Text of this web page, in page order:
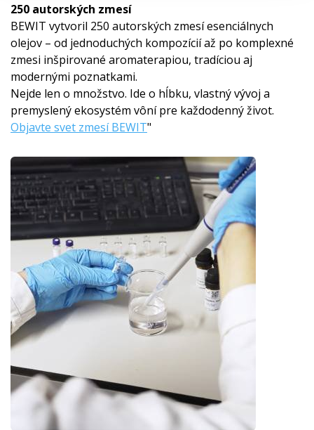
250 autorských zmesí
BEWIT vytvoril 250 autorských zmesí esenciálnych
olejov – od jednoduchých kompozícií až po komplexné
zmesi inšpirované aromaterapiou, tradíciou aj
modernými poznatkami.
Nejde len o množstvo. Ide o hĺbku, vlastný vývoj a
premyslený ekosystém vôní pre každodenný život.
Objavte svet zmesí BEWIT"